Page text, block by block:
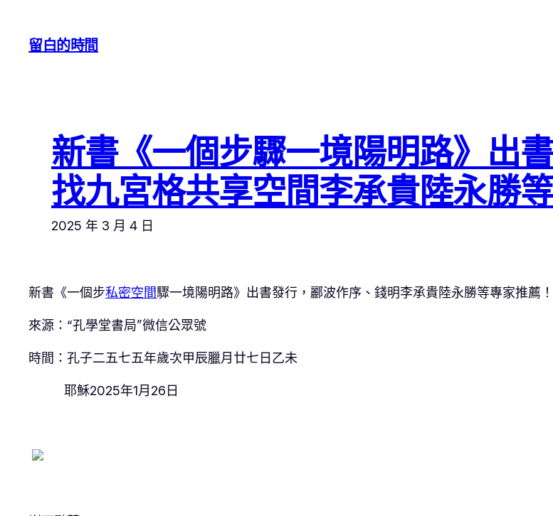
留白的時間
新書《一個步驟一境陽明路》出
找九宮格共享空間李承貴陸永勝
2025 年 3 月 4 日
新書《一個步私密空間驟一境陽明路》出書發行，酈波作序、錢明李承貴陸永勝等專家推薦！
來源：“孔學堂書局”微信公眾號
時間：孔子二五七五年歲次甲辰臘月廿七日乙未
耶穌2025年1月26日